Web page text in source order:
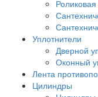
Уплотнители
Дверной
Оконный
Лента
Цилиндры